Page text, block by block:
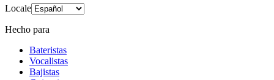
Locale
Hecho para
Bateristas
Vocalistas
Bajistas